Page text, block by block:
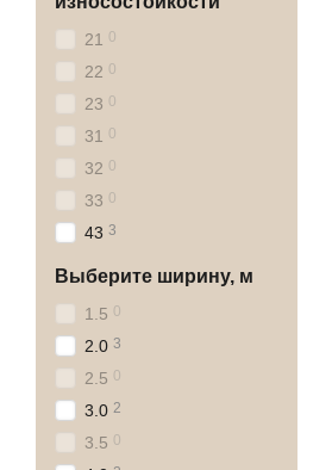
21 0
22 0
23 0
31 0
32 0
33 0
43 3
Выберите ширину, м
1.5 0
2.0 3
2.5 0
3.0 2
3.5 0